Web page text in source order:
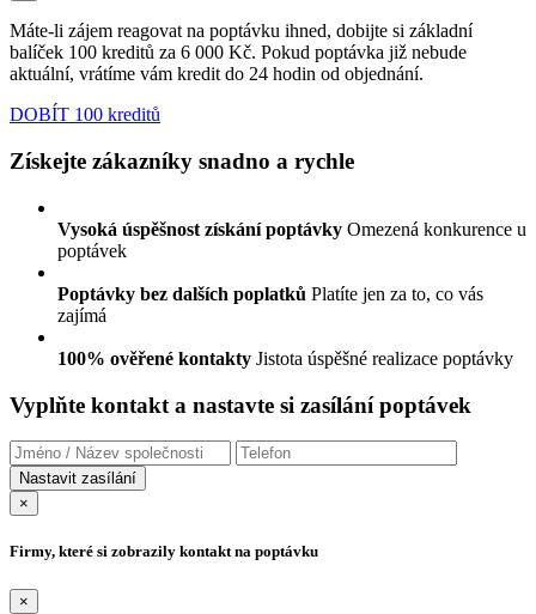
Máte-li zájem reagovat na poptávku ihned, dobijte si základní
balíček 100 kreditů za 6 000 Kč. Pokud poptávka již nebude
aktuální, vrátíme vám kredit do 24 hodin od objednání.
DOBÍT 100 kreditů
Získejte zákazníky snadno a rychle
Vysoká úspěšnost získání poptávky Omezená konkurence u
poptávek
Poptávky bez dalších poplatků Platíte jen za to, co vás
zajímá
100% ověřené kontakty Jistota úspěšné realizace poptávky
Vyplňte kontakt a nastavte si zasílání poptávek
×
Firmy, které si zobrazily kontakt na poptávku
×